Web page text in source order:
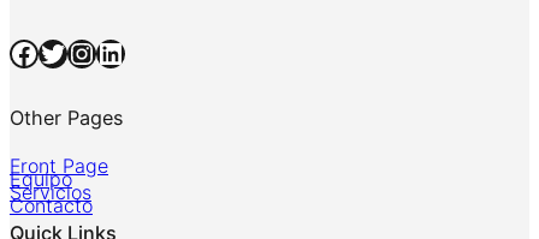
Facebook Twitter InstagramLinkedIn
Other Pages
Front Page
Equipo
Servicios
Contacto
Quick Links